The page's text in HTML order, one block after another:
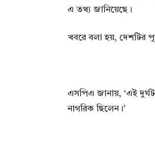
এ তথ্য জানিয়েছে।
খবরে বলা হয়, দেশটির
এসপিএ জানায়, ‘এই
নাগরিক ছিলেন।’